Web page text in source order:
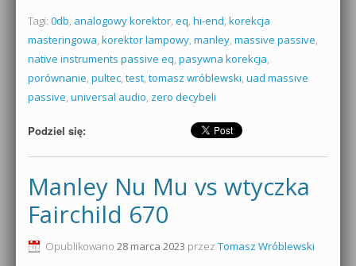
Tagi: 0db, analogowy korektor, eq, hi-end, korekcja
masteringowa, korektor lampowy, manley, massive passive,
native instruments passive eq, pasywna korekcja,
porównanie, pultec, test, tomasz wróblewski, uad massive
passive, universal audio, zero decybeli
Podziel się:
Manley Nu Mu vs wtyczka
Fairchild 670
Opublikowano 28 marca 2023 przez Tomasz Wróblewski